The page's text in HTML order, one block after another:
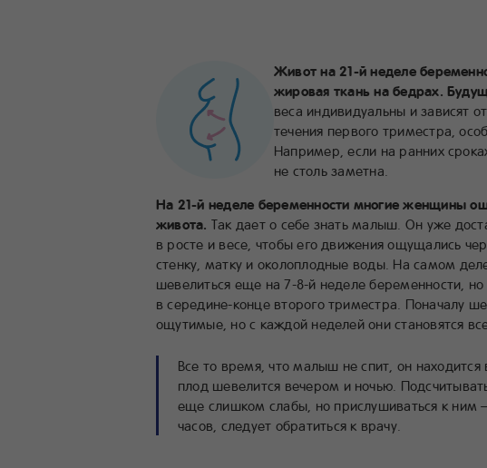
Живот на 21-й неделе
жировая ткань на бедрах.
веса индивидуальны и зависят
течения первого триместра,
Например, если на ранних
не столь заметна.
На 21-й неделе беременности многие женщины
живота. Так дает о себе знать малыш. Он уже
в росте и весе, чтобы его движения ощущались
стенку, матку и околоплодные воды. На самом
шевелиться еще на 7-8-й неделе беременности,
в середине-конце второго триместра. Поначалу
ощутимые, но с каждой неделей они становятся
Все то время, что малыш не спит, он
плод шевелится вечером и ночью.
еще слишком слабы, но прислушиваться к ним
часов, следует обратиться к врачу.